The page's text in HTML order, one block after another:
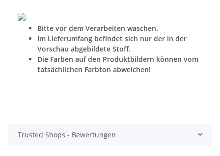
Bitte vor dem Verarbeiten waschen.
Im Lieferumfang befindet sich nur der in der
Vorschau abgebildete Stoff.
Die Farben auf den Produktbildern können vom
tatsächlichen Farbton abweichen!
Trusted Shops - Bewertungen